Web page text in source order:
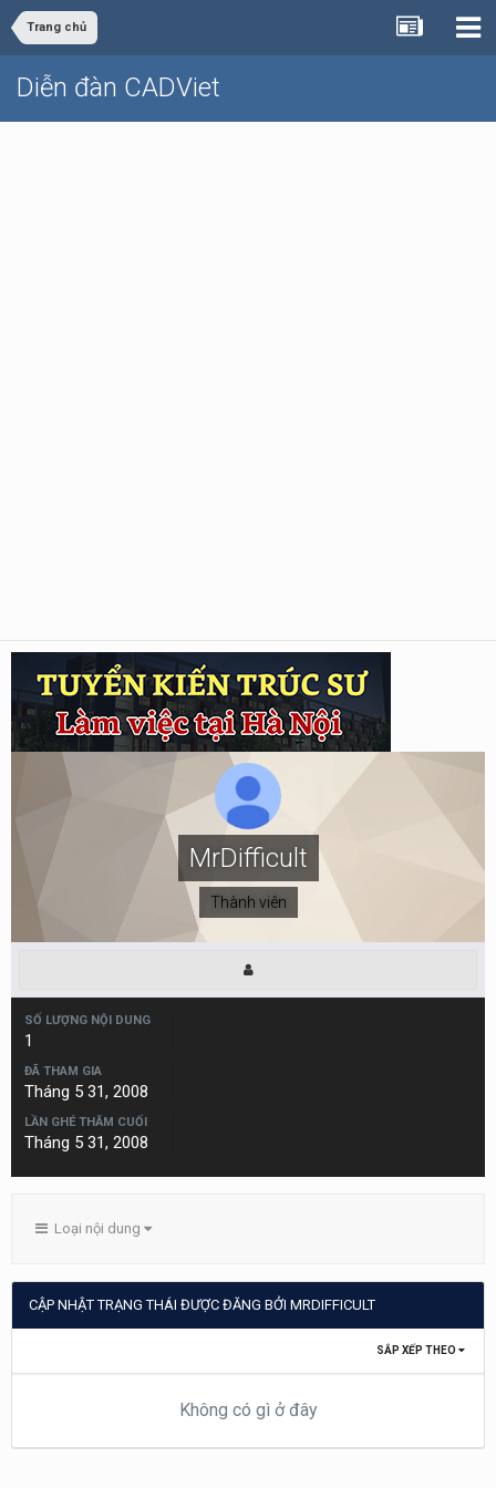
Trang chủ
Diễn đàn CADViet
MrDifficult
Thành viên
SỐ LƯỢNG NỘI DUNG
1
ĐÃ THAM GIA
Tháng 5 31, 2008
LẦN GHÉ THĂM CUỐI
Tháng 5 31, 2008
Loại nội dung
CẬP NHẬT TRẠNG THÁI ĐƯỢC ĐĂNG BỞI MRDIFFICULT
SẮP XẾP THEO
Không có gì ở đây